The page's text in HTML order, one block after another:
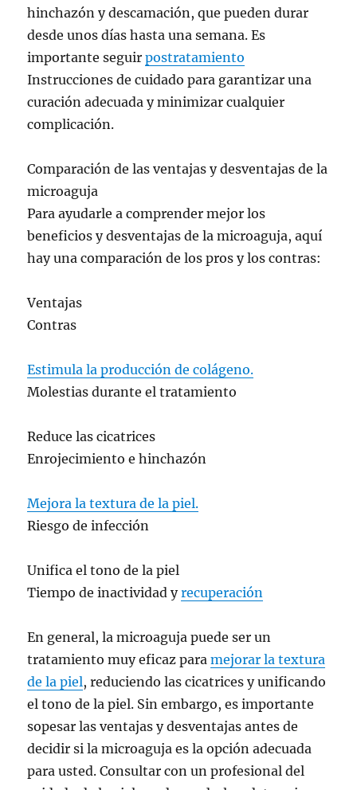
hinchazón y descamación, que pueden durar
desde unos días hasta una semana. Es
importante seguirpostratamiento
Instrucciones de cuidado para garantizar una
curación adecuada y minimizar cualquier
complicación.
Comparación de las ventajas y desventajas de la
microaguja
Para ayudarle a comprender mejor los
beneficios y desventajas de la microaguja, aquí
hay una comparación de los pros y los contras:
Ventajas
Contras
Estimula la producción de colágeno.
Molestias durante el tratamiento
Reduce las cicatrices
Enrojecimiento e hinchazón
Mejora la textura de la piel.
Riesgo de infección
Unifica el tono de la piel
Tiempo de inactividad yrecuperación
En general, la microaguja puede ser un
tratamiento muy eficaz paramejorar la textura
de la piel, reduciendo las cicatrices y unificando
el tono de la piel. Sin embargo, es importante
sopesar las ventajas y desventajas antes de
decidir si la microaguja es la opción adecuada
para usted. Consultar con un profesional del